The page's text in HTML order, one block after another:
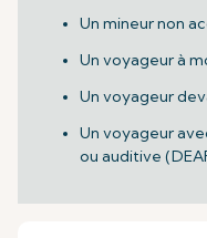
Un mineur non
Un voyageur à
Un voyageur
Un voyageur
ou auditive